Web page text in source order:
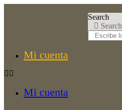
Search
Search
Mi cuenta
Mi cuenta